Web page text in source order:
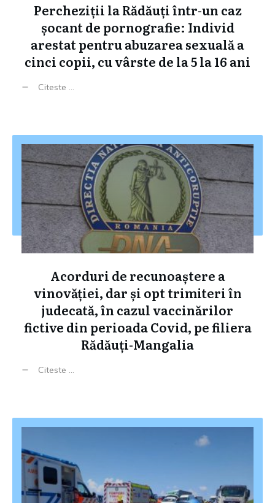
Percheziții la Rădăuți într-un caz
șocant de pornografie: Individ
arestat pentru abuzarea sexuală a
cinci copii, cu vârste de la 5 la 16 ani
Citeste ...
Acorduri de recunoaștere a
vinovăției, dar și opt trimiteri în
judecată, în cazul vaccinărilor
fictive din perioada Covid, pe filiera
Rădăuți-Mangalia
Citeste ...